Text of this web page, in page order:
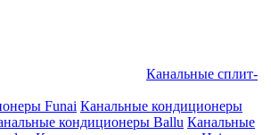
Канальные сплит-
Funai Канальные кондиционеры
кондиционеры Ballu Канальные